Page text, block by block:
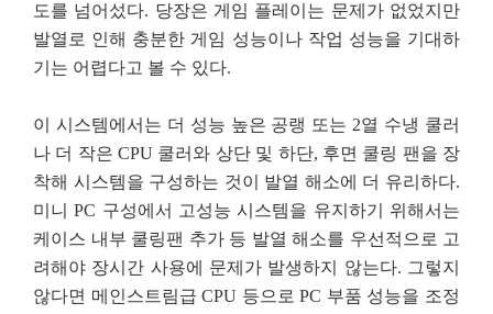
도를 넘어섰다. 당장은 게임 플레이는 문제가 없었지만
발열로 인해 충분한 게임 성능이나 작업 성능을 기대하
기는 어렵다고 볼 수 있다.
이 시스템에서는 더 성능 높은 공랭 또는 2열 수냉 쿨러
나 더 작은 CPU 쿨러와 상단 및 하단, 후면 쿨링 팬을 장
착해 시스템을 구성하는 것이 발열 해소에 더 유리하다.
미니 PC 구성에서 고성능 시스템을 유지하기 위해서는
케이스 내부 쿨링팬 추가 등 발열 해소를 우선적으로 고
려해야 장시간 사용에 문제가 발생하지 않는다. 그렇지
않다면 메인스트림급 CPU 등으로 PC 부품 성능을 조정